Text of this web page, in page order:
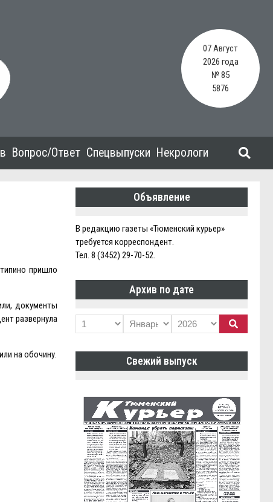
07 Август
2026 года
№ 85
5876
Вопрос/Ответ Спецвыпуски Некрологи
пришло
документы
развернула
на обочину.
Объявление
В редакцию газеты «Тюменский курьер»
требуется корреспондент.
Тел. 8 (3452) 29-70-52.
Архив по дате
Свежий выпуск